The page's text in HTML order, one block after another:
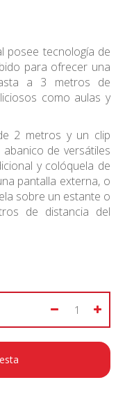
posee tecnología de
para ofrecer una
a 3 metros de
como aulas y
2 metros y un clip
de versátiles
y colóquela de
pantalla externa, o
sobre un estante o
de distancia del